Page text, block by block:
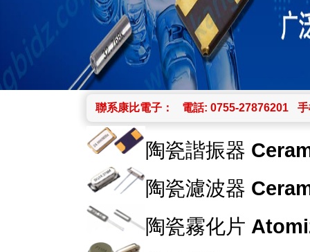
聯系康比電子： 電話: 0755-27876201
陶瓷諧振器
陶瓷濾波器
陶瓷霧化片